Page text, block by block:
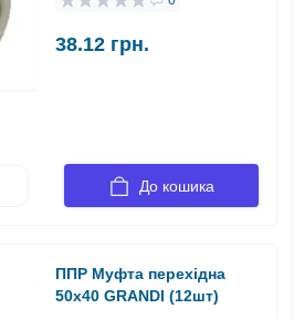
38.12 грн.
До кошика
ППР Муфта перехідна
50х40 GRANDI (12шт)